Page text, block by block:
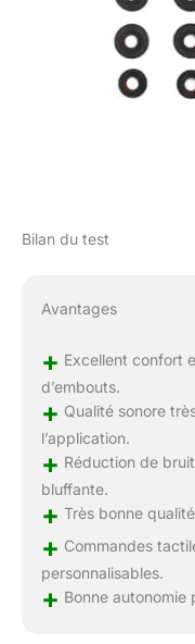
Bilan du test
Avantages
+ Excellent confort
d’embouts.
+ Qualité sonore
l’application.
+ Réduction de
bluffante.
+ Très bonne
+ Commandes
personnalisables.
+ Bonne autonomie